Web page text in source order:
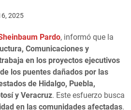
2025
Pardo, informó que la
Comunicaciones y
en los proyectos ejecutivos
los puentes dañados por las
de Hidalgo, Puebla,
y Veracruz. Este esfuerzo busca
en las comunidades afectadas.